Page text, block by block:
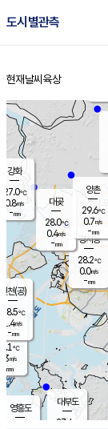
도시별관측
홈
현재날씨 육상
의도
℃
m/s
mm
영흥도
대부도
27.4
경서동
28.2℃
0.0m/s
-mm
대곶
28.0℃
0.4m/s
-mm
양촌
29.6℃
0.7m/s
-mm
강화
27.0℃
0.8m/s
-mm
인천(공)
28.5℃
1.4m/s
-mm